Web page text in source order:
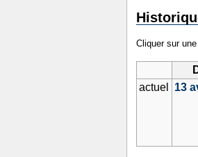
Cliquer sur
actuel
13